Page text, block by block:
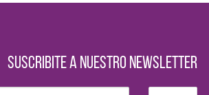
SUSCRIBITE A NUESTRO NEWSLETTER